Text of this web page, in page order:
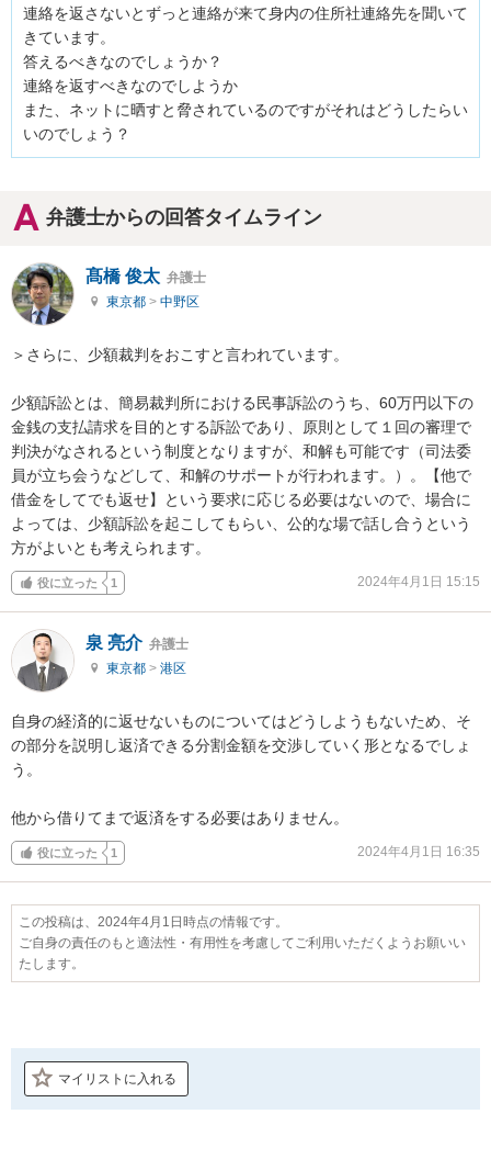
連絡を返さないとずっと連絡が来て身内の住所社連絡先を聞いて
きています。
答えるべきなのでしょうか？
連絡を返すべきなのでしようか
また、ネットに晒すと脅されているのですがそれはどうしたらい
いのでしょう？
弁護士からの回答タイムライン
髙橋 俊太 弁護士
東京都 > 中野区
＞さらに、少額裁判をおこすと言われています。
少額訴訟とは、簡易裁判所における民事訴訟のうち、60万円以下の
金銭の支払請求を目的とする訴訟であり、原則として１回の審理で
判決がなされるという制度となりますが、和解も可能です（司法委
員が立ち会うなどして、和解のサポートが行われます。）。【他で
借金をしてでも返せ】という要求に応じる必要はないので、場合に
よっては、少額訴訟を起こしてもらい、公的な場で話し合うという
方がよいとも考えられます。
役に立った 1 2024年4月1日 15:15
泉 亮介 弁護士
東京都 > 港区
自身の経済的に返せないものについてはどうしようもないため、そ
の部分を説明し返済できる分割金額を交渉していく形となるでしょ
う。
他から借りてまで返済をする必要はありません。
役に立った 1 2024年4月1日 16:35
この投稿は、2024年4月1日時点の情報です。
ご自身の責任のもと適法性・有用性を考慮してご利用いただくようお願いい
たします。
マイリストに入れる